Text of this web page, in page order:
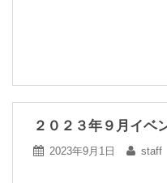
２０２３年９月イベ
2023年9月1日 staff